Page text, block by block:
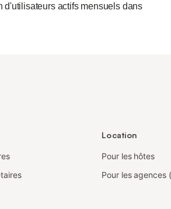
d'utilisateurs actifs mensuels dans
Location
Pour les hôtes
Pour les agences